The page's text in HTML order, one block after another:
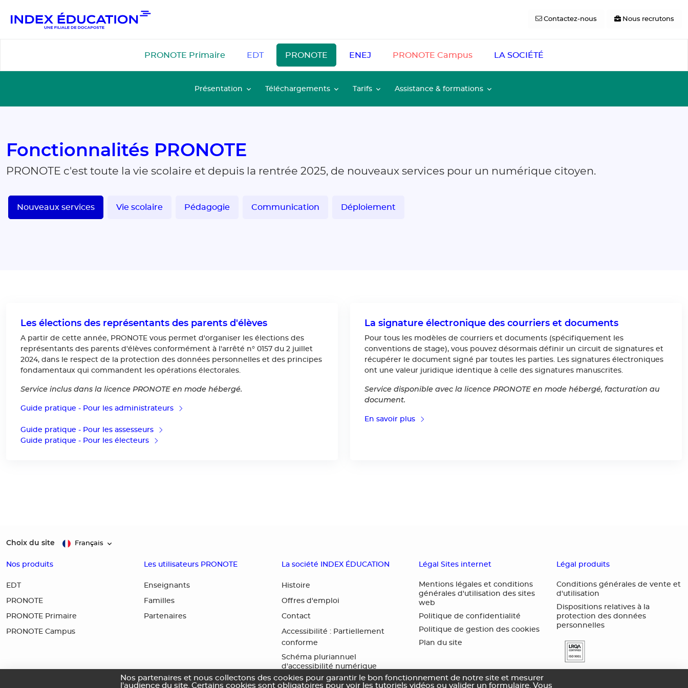
Contactez-nous Nous recrutons
PRONOTE Primaire EDT PRONOTE ENEJ PRONOTE Campus LA SOCIÉTÉ
Présentation Téléchargements Tarifs Assistance & formations
Fonctionnalités PRONOTE
PRONOTE c'est toute la vie scolaire et depuis la rentrée 2025, de nouveaux services pour un numérique citoyen.
Nouveaux services Vie scolaire Pédagogie Communication Déploiement
Les élections des représentants des parents d'élèves
A partir de cette année, PRONOTE vous permet d'organiser les élections des
représentants des parents d'élèves conformément à l'arrêté n° 0157 du 2 juillet
2024, dans le respect de la protection des données personnelles et des principes
fondamentaux qui commandent les opérations électorales.
Service inclus dans la licence PRONOTE en mode hébergé.
Guide pratique - Pour les administrateurs
Guide pratique - Pour les assesseurs
Guide pratique - Pour les électeurs
La signature électronique des courriers et documents
Pour tous les modèles de courriers et documents (spécifiquement les
conventions de stage), vous pouvez désormais définir un circuit de signatures et
récupérer le document signé par toutes les parties. Les signatures électroniques
ont une valeur juridique identique à celle des signatures manuscrites.
Service disponible avec la licence PRONOTE en mode hébergé, facturation au
document.
En savoir plus
Choix du site Français
Nos produits
EDT
PRONOTE
PRONOTE Primaire
PRONOTE Campus
Les utilisateurs PRONOTE
Enseignants
Familles
Partenaires
La société INDEX ÉDUCATION
Histoire
Offres d'emploi
Contact
Accessibilité : Partiellement
conforme
Schéma pluriannuel
d'accessibilité numérique
Légal Sites internet
Mentions légales et conditions
générales d'utilisation des sites
web
Politique de confidentialité
Politique de gestion des cookies
Plan du site
Légal produits
Conditions générales de vente et
d'utilisation
Dispositions relatives à la
protection des données
personnelles
Nos partenaires et nous collectons des cookies pour garantir le bon fonctionnement de notre site et mesurer
l'audience du site. Certains cookies sont obligatoires pour voir les tutoriels vidéos ou valider un formulaire. Vous